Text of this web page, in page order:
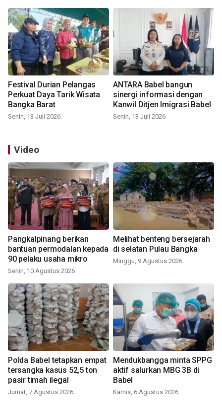
Festival Durian Pelangas
Perkuat Daya Tarik Wisata
Bangka Barat
Senin, 13 Juli 2026
ANTARA Babel bangun
sinergi informasi dengan
Kanwil Ditjen Imigrasi Babel
Senin, 13 Juli 2026
Video
Pangkalpinang berikan
bantuan permodalan kepada
90 pelaku usaha mikro
Senin, 10 Agustus 2026
Melihat benteng bersejarah
di selatan Pulau Bangka
Minggu, 9 Agustus 2026
Polda Babel tetapkan empat
tersangka kasus 52,5 ton
pasir timah ilegal
Jumat, 7 Agustus 2026
Mendukbangga minta SPPG
aktif salurkan MBG 3B di
Babel
Kamis, 6 Agustus 2026